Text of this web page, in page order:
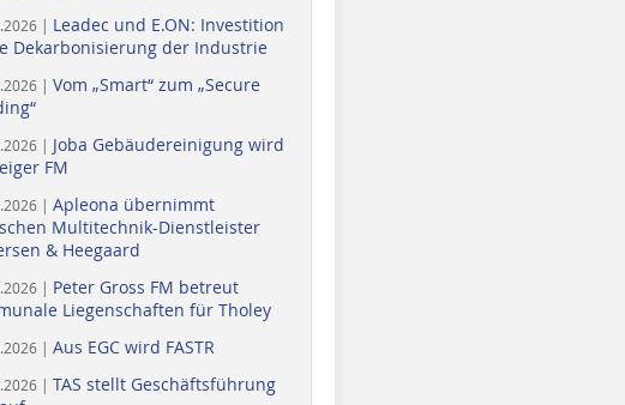
/
Fotograf: Stefan Schilling /
International KG
| Leadec und E.ON: Investition
Dekarbonisierung der Industrie
| Vom „Smart“ zum „Secure
| Joba Gebäudereinigung wird
FM
| Apleona übernimmt
Multitechnik-Dienstleister
& Heegaard
| Peter Gross FM betreut
Liegenschaften für Tholey
| Aus EGC wird FASTR
| TAS stellt Geschäftsführung